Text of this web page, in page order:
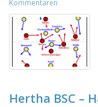
Kommentaren
Hertha BSC –